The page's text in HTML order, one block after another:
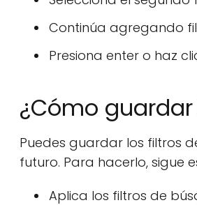
Continúa agregando
Presiona enter o haz
¿Cómo
Puedes guardar los filtros
futuro. Para hacerlo, sigue
Aplica los filtros de